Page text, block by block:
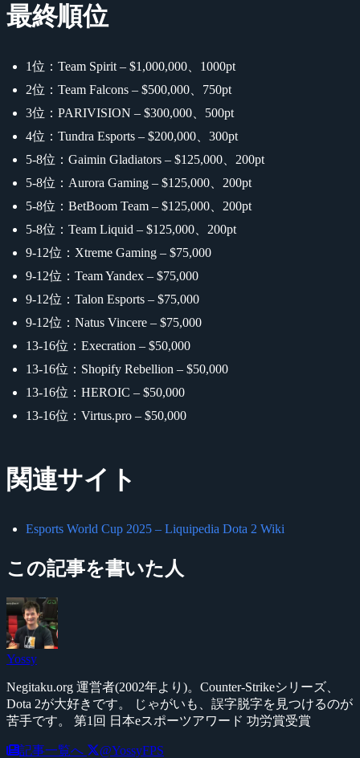
最終順位
1位：Team Spirit – $1,000,000、1000pt
2位：Team Falcons – $500,000、750pt
3位：PARIVISION – $300,000、500pt
4位：Tundra Esports – $200,000、300pt
5-8位：Gaimin Gladiators – $125,000、200pt
5-8位：Aurora Gaming – $125,000、200pt
5-8位：BetBoom Team – $125,000、200pt
5-8位：Team Liquid – $125,000、200pt
9-12位：Xtreme Gaming – $75,000
9-12位：Team Yandex – $75,000
9-12位：Talon Esports – $75,000
9-12位：Natus Vincere – $75,000
13-16位：Execration – $50,000
13-16位：Shopify Rebellion – $50,000
13-16位：HEROIC – $50,000
13-16位：Virtus.pro – $50,000
関連サイト
Esports World Cup 2025 – Liquipedia Dota 2 Wiki
この記事を書いた人
Yossy
Negitaku.org 運営者(2002年より)。Counter-Strikeシリーズ、
Dota 2が大好きです。 じゃがいも、誤字脱字を見つけるのが
苦手です。 第1回 日本eスポーツアワード 功労賞受賞
記事一覧へ @YossyFPS